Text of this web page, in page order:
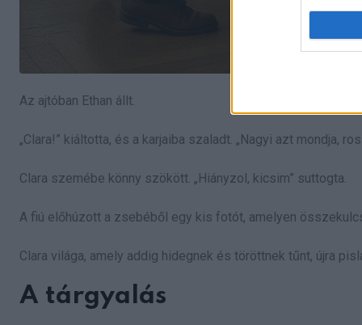
Az ajtóban Ethan állt.
„Clara!” kiáltotta, és a karjaiba szaladt. „Nagyi azt mondja,
Clara szemébe könny szökött. „Hiányzol, kicsim” suttogta.
A fiú előhúzott a zsebéből egy kis fotót, amelyen
Clara világa, amely addig hidegnek és töröttnek tűnt, újra
A tárgyalás